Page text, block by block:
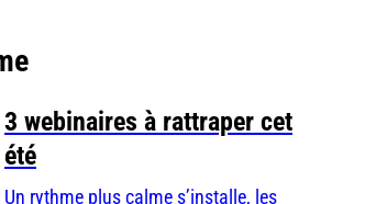
3 webinaires à rattraper cet
été
Un rythme plus calme s’installe, les